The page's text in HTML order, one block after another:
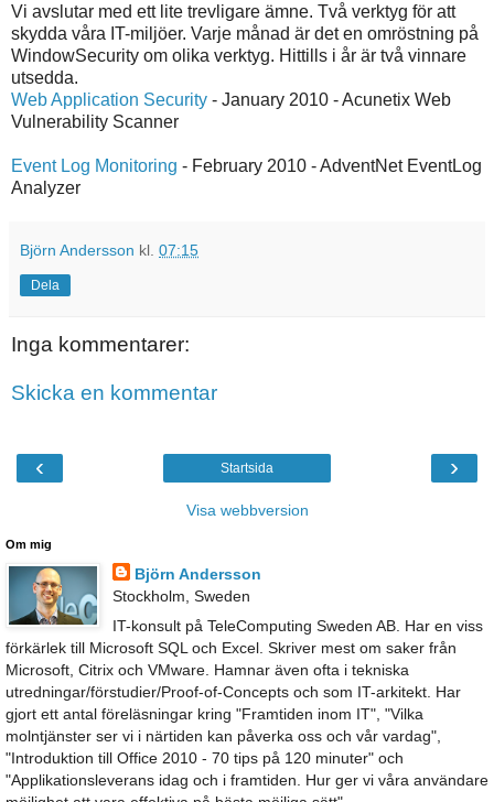
Vi avslutar med ett lite trevligare ämne. Två verktyg för att
skydda våra IT-miljöer. Varje månad är det en omröstning på
WindowSecurity om olika verktyg. Hittills i år är två vinnare
utsedda.
Web Application Security - January 2010 - Acunetix Web
Vulnerability Scanner
Event Log Monitoring - February 2010 - AdventNet EventLog
Analyzer
Björn Andersson kl. 07:15
Dela
Inga kommentarer:
Skicka en kommentar
‹ ›
Startsida
Visa webbversion
Om mig
Björn Andersson
Stockholm, Sweden
IT-konsult på TeleComputing Sweden AB. Har en viss
förkärlek till Microsoft SQL och Excel. Skriver mest om saker från
Microsoft, Citrix och VMware. Hamnar även ofta i tekniska
utredningar/förstudier/Proof-of-Concepts och som IT-arkitekt. Har
gjort ett antal föreläsningar kring "Framtiden inom IT", "Vilka
molntjänster ser vi i närtiden kan påverka oss och vår vardag",
"Introduktion till Office 2010 - 70 tips på 120 minuter" och
"Applikationsleverans idag och i framtiden. Hur ger vi våra användare